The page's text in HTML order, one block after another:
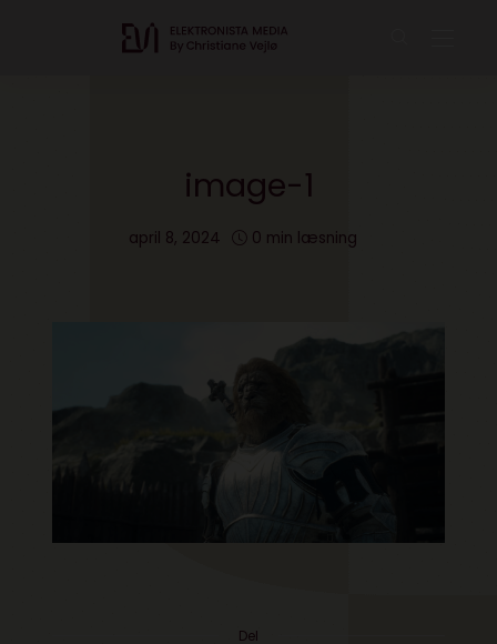
image-1
april 8, 2024 0 min læsning
Del